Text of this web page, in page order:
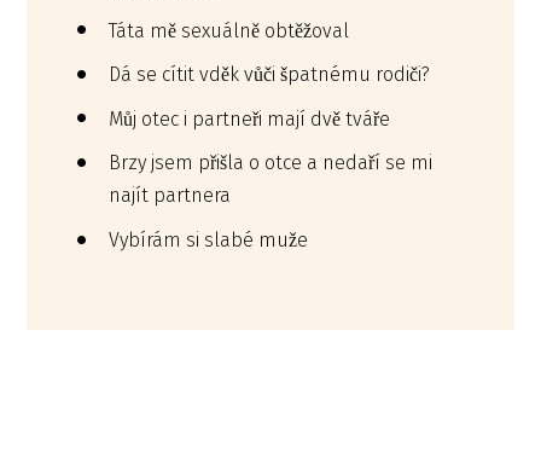
Táta mě sexuálně obtěžoval
Dá se cítit vděk vůči špatnému rodiči?
Můj otec i partneři mají dvě tváře
Brzy jsem přišla o otce a nedaří se mi
najít partnera
Vybírám si slabé muže